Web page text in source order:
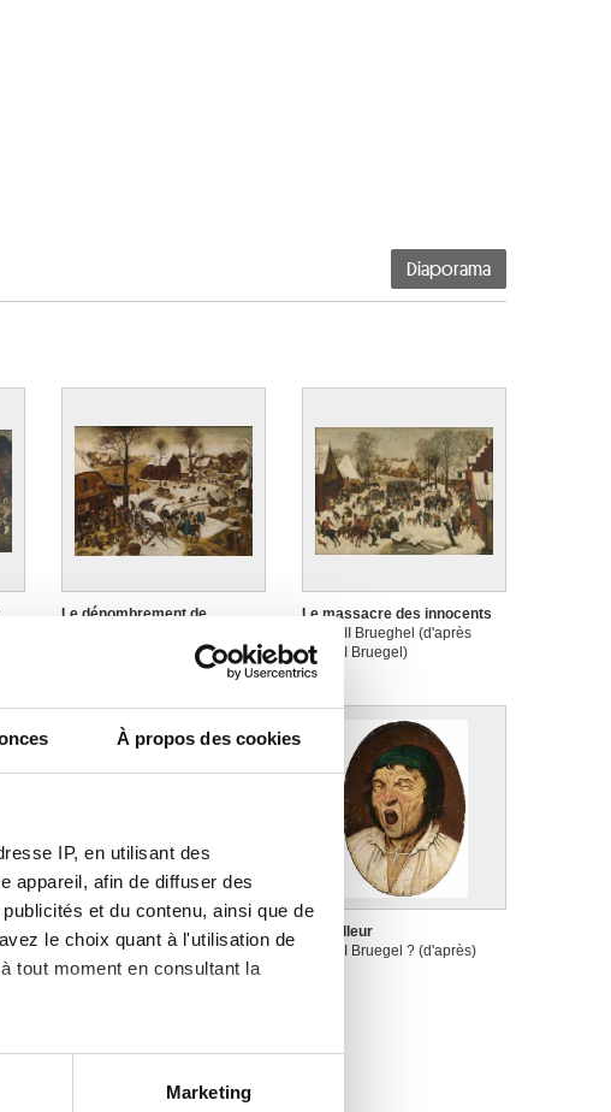
À propos des cookies
IP, en utilisant des
appareil, afin de diffuser des
et du contenu, ainsi que de
le choix quant à l'utilisation de
tout moment en consultant la
à plusieurs mètres près
Marketing
Diaporama
Le dénombrement de
Pieter II Brueghel (d'après
Le massacre des innocents
Pieter II Brueghel (d'après
Pieter I Bruegel)
La Prudence
Pieter I Bruegel
Le bâilleur
Pieter I Bruegel ? (d'après)